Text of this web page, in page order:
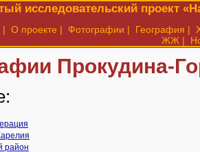
исследовательский проект
| О проекте | Фотографии | География |
ЖЖ |
Прокудина-
район